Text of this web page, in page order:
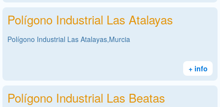
Polígono Industrial Las Atalayas
Polígono Industrial Las Atalayas,Murcia
+ info
Polígono Industrial Las Beatas